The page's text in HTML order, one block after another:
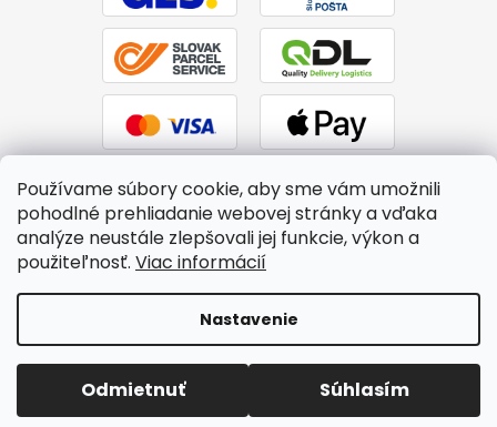
Používame súbory cookie, aby sme vám umožnili
pohodlné prehliadanie webovej stránky a vďaka
analýze neustále zlepšovali jej funkcie, výkon a
použiteľnosť. Viac informácií
Nastavenie
Odmietnuť Súhlasím
Copyright 2026BTPS.sk. Všetky práva vyhradené.Upraviť
nastavenie cookies